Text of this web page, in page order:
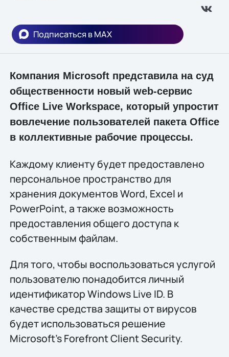
Подписаться в MAX
Компания Microsoft представила на суд
общественности новый web-сервис
Office Live Workspace, который упростит
вовлечение пользователей пакета Office
в коллективные рабочие процессы.
Каждому клиенту будет предоставлено
персональное пространство для
хранения документов Word, Excel и
PowerPoint, а также возможность
предоставления общего доступа к
собственным файлам.
Для того, чтобы воспользоваться услугой
пользователю понадобится личный
идентификатор Windows Live ID. В
качестве средства защиты от вирусов
будет использоваться решение
Microsoft's Forefront Client Security.